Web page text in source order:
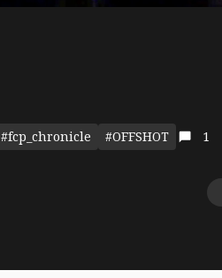
#fcp_chronicle #OFFSHOT 1